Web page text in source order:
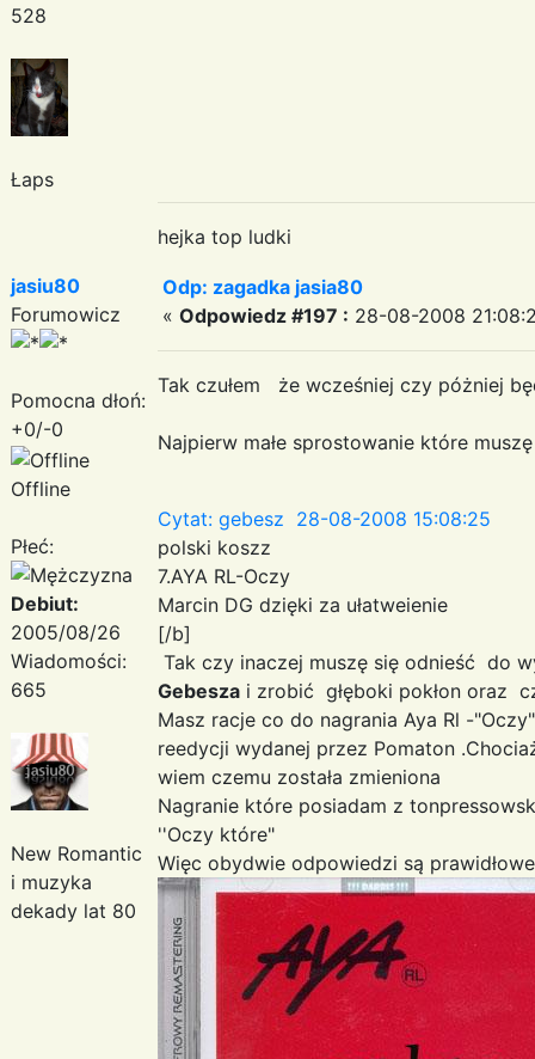
528
Łaps
hejka top ludki
jasiu80
Forumowicz
Pomocna dłoń:
+0/-0
Offline
Płeć:
Debiut:
2005/08/26
Wiadomości:
665
New Romantic
i muzyka
dekady lat 80
Odp: zagadka jasia80
« Odpowiedz #197 : 28-08-2008
Tak czułem że wcześniej czy póżniej
Najpierw małe sprostowanie które
Cytat: gebesz 28-08-2008 15:08:25
polski koszz
7.AYA RL-Oczy
Marcin DG dzięki za ułatweienie
[/b]
Tak czy inaczej muszę się odnieść do
Gebesza i zrobić głęboki pokłon oraz
Masz racje co do nagrania Aya Rl -
reedycji wydanej przez Pomaton
wiem czemu została zmieniona
Nagranie które posiadam z
''Oczy które"
Więc obydwie odpowiedzi są prawidłowe